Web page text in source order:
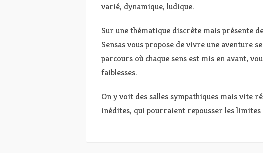
varié, dynamique, ludique.
Sur une thématique discrète mais présente
Sensas vous propose de vivre une aventure
parcours où chaque sens est mis en avant,
faiblesses.
On y voit des salles sympathiques mais vite
inédites, qui pourraient repousser les